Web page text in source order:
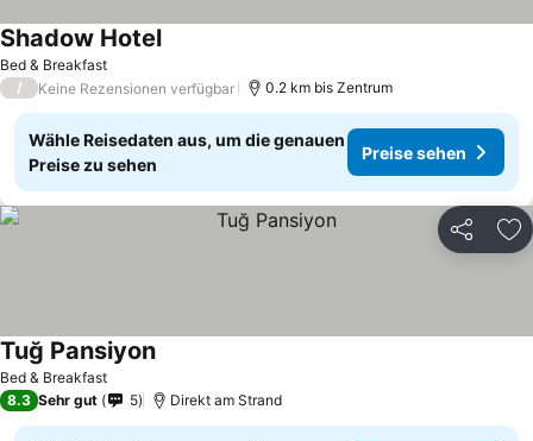
Bed & Breakfast
Shadow HotelPreise sehen
/ Keine Rezensionen verfügbar 0.2 km bis Zentrum
Wähle Reisedaten aus, um die genauen
Preise zu sehen
Preise sehen
Teilen
Bed & Breakfast
Tuğ PansiyonPreise sehen
8.3 Sehr gut 5 Direkt am Strand